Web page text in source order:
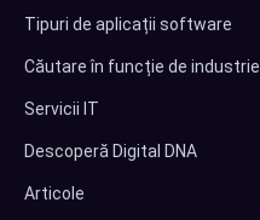
Tipuri de aplicații software
Căutare în funcție de industrie
Servicii IT
Descoperă Digital DNA
Articole